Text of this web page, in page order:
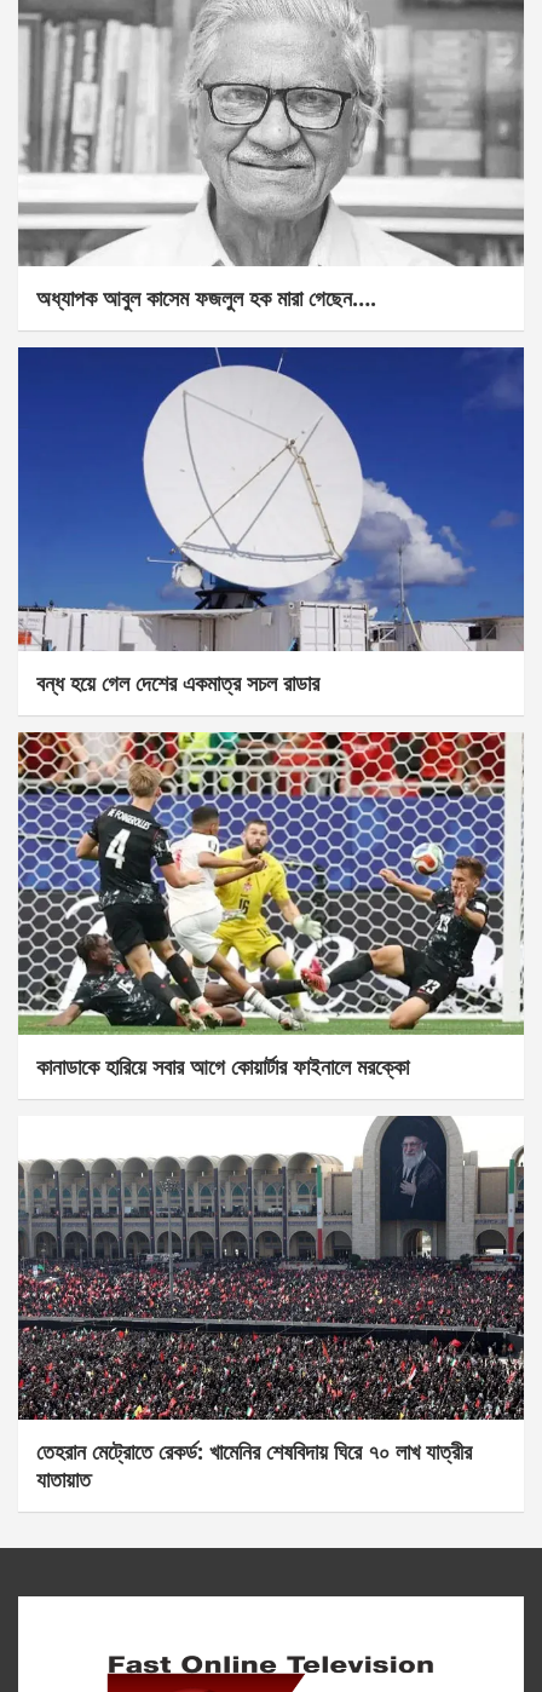
অধ্যাপক আবুল কাসেম ফজলুল হক মারা গেছেন….
বন্ধ হয়ে গেল দেশের একমাত্র সচল রাডার
কানাডাকে হারিয়ে সবার আগে কোয়ার্টার ফাইনালে মরক্কো
তেহরান মেট্রোতে রেকর্ড: খামেনির শেষবিদায় ঘিরে ৭০ লাখ যাত্রীর
যাতায়াত